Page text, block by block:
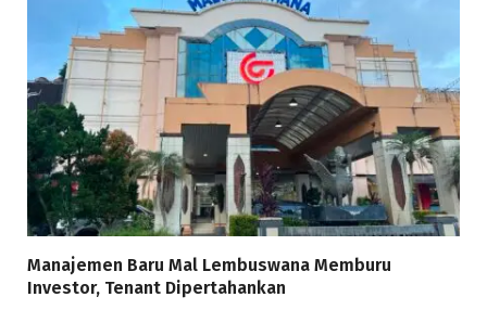
Manajemen Baru Mal Lembuswana Memburu
Investor, Tenant Dipertahankan